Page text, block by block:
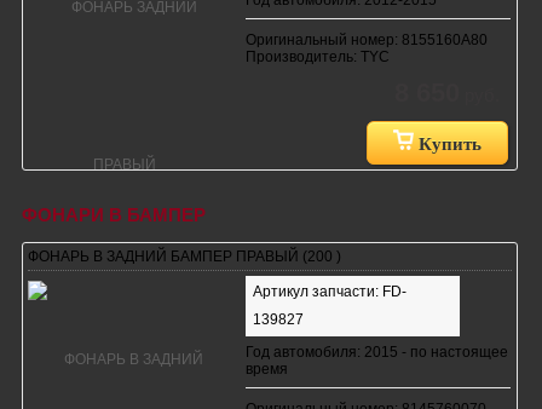
Оригинальный номер: 8155160A80
Производитель: TYC
Купить
ФОНАРИ В БАМПЕР
ФОНАРЬ В ЗАДНИЙ БАМПЕР ПРАВЫЙ (200 )
Артикул запчасти: FD-
139827
Год автомобиля: 2015 - по настоящее
время